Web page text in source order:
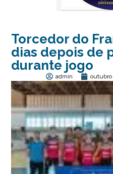
Torcedor do
dias depois de
durante jogo
admin outubro